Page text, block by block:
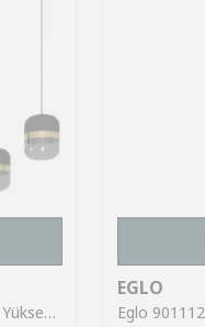
Eglo 39921 "SINSIGA" 150 Cm Yüksekliğinde Çelik Siyah Sarkıt Avize
EGLO